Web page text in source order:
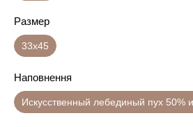
Размер
33х45
Наповнення
Искусственный лебединый пух 50%